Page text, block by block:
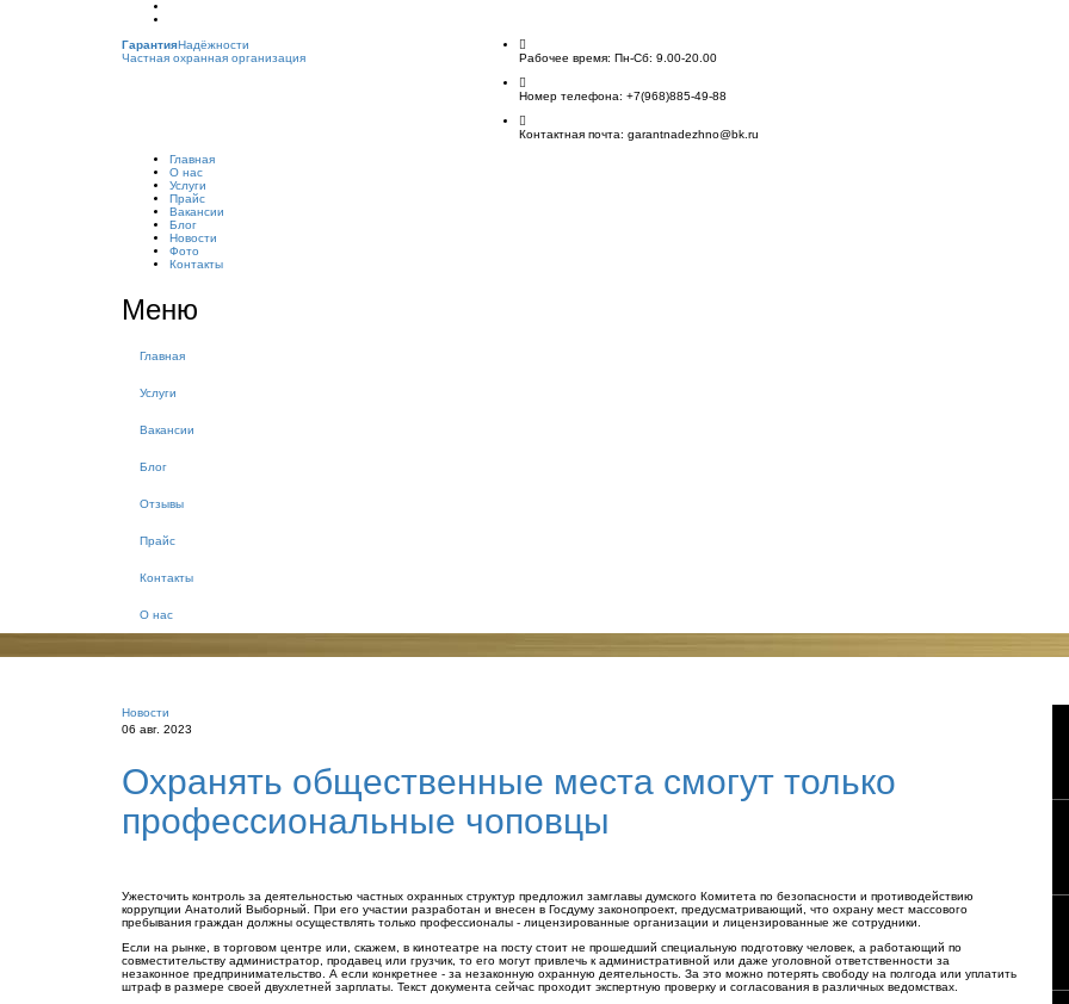
ГарантияНадёжности
Частная охранная организация
Рабочее время: Пн-Сб: 9.00-20.00
Номер телефона: +7(968)885-49-88
Контактная почта: garantnadezhno@bk.ru
Главная
О нас
Услуги
Прайс
Вакансии
Блог
Новости
Фото
Контакты
Меню
Главная
Услуги
Вакансии
Блог
Отзывы
Прайс
Контакты
О нас
Новости
06 авг. 2023
Охранять общественные места смогут только
профессиональные чоповцы
Ужесточить контроль за деятельностью частных охранных структур предложил замглавы думского Комитета по безопасности и противодействию
коррупции Анатолий Выборный. При его участии разработан и внесен в Госдуму законопроект, предусматривающий, что охрану мест массового
пребывания граждан должны осуществлять только профессионалы - лицензированные организации и лицензированные же сотрудники.
Если на рынке, в торговом центре или, скажем, в кинотеатре на посту стоит не прошедший специальную подготовку человек, а работающий по
совместительству администратор, продавец или грузчик, то его могут привлечь к административной или даже уголовной ответственности за
незаконное предпринимательство. А если конкретнее - за незаконную охранную деятельность. За это можно потерять свободу на полгода или уплатить
штраф в размере своей двухлетней зарплаты. Текст документа сейчас проходит экспертную проверку и согласования в различных ведомствах.